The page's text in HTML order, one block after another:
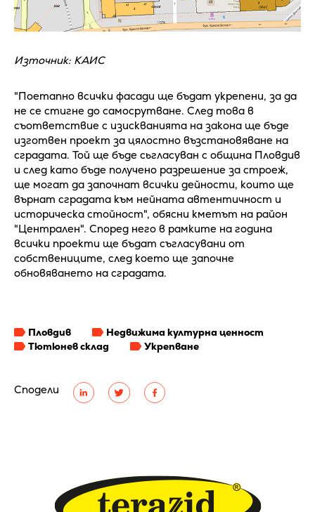
Сподели
Източник: КАИС
"Поетапно всички фасади ще бъдат укрепени, за да
не се стигне до самосрутване. След това в
съответствие с изискванията на закона ще бъде
изготвен проект за цялостно възстановяване на
сградата. Той ще бъде сьгласуван с община Пловдив
и след като бъде получено разрешение за строеж,
ще могат да започнат всички дейности, които ще
върнат сградата към нейната автентичност и
историческа стойност", обясни кметът на район
"Централен". Според него в рамките на година
всички проекти ще бъдат съгласувани от
собствениците, след което ще започне
обновяването на сградата.
Пловдив
Недвижима културна ценност
Тютюнев склад
Укрепване